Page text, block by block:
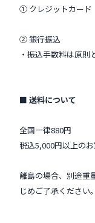
① クレジットカード
② 銀行振込
・振込手数料は原則
■ 送料について
全国一律880円
税込5,000円以上の
離島の場合、別途重
じめご了承ください。